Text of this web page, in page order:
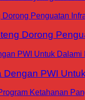
Dorong
PWI